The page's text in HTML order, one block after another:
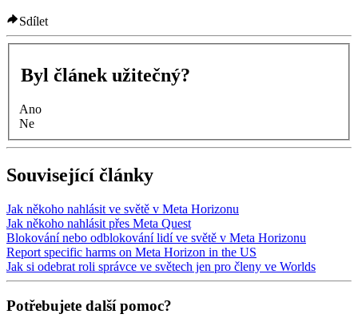
Sdílet
Byl článek užitečný?
Ano
Ne
Související články
Jak někoho nahlásit ve světě v Meta Horizonu
Jak někoho nahlásit přes Meta Quest
Blokování nebo odblokování lidí ve světě v Meta Horizonu
Report specific harms on Meta Horizon in the US
Jak si odebrat roli správce ve světech jen pro členy ve Worlds
Potřebujete další pomoc?